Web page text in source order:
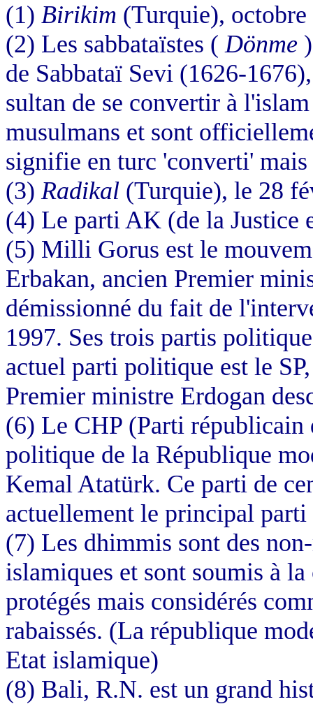
(1) Birikim (Turquie), octobre
(2) Les sabbataïstes ( Dönme
de Sabbataï Sevi (1626-
sultan de se convertir à
musulmans et sont
signifie en turc 'converti' mais
(3)Radikal (Turquie), le 28
(4) Le parti AK (de la Justice
(5) Milli Gorus est le
Erbakan, ancien Premier
démissionné du fait de
1997. Ses trois partis
actuel parti politique est le
Premier ministre Erdogan
(6) Le CHP (Parti républicain
politique de la République
Kemal Atatürk. Ce parti de
actuellement le principal
(7) Les dhimmis sont des
islamiques et sont soumis à
protégés mais considérés
rabaissés. (La république
Etat islamique)
(8) Bali, R.N. est un grand